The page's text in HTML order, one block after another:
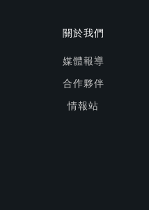
關於我們
媒體報導
合作夥伴
情報站